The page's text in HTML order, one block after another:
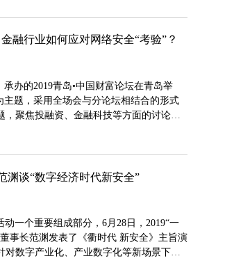
融行业如何应对网络安全“考验”？
办的2019青岛•中国财富论坛在青岛举
题，采用全场会与分论坛相结合的形式
聚焦投融资、金融科技等方面的讨论，
渊谈“数字经济时代新安全”
一个重要组成部分，6月28日，2019“一
事长范渊发表了《衢时代 新安全》主旨演
数字产业化、产业数字化等新场景下的